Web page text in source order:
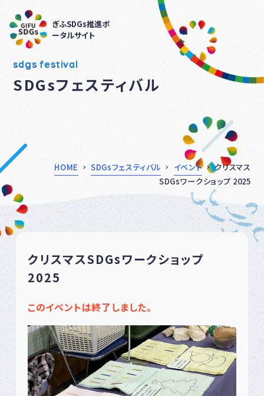
ぎふSDGs推進ポ
ータルサイト
sdgs festival
SDGsフェスティバル
HOME SDGsフェスティバル イベント
クリスマス
SDGsワークショップ 2025
クリスマスSDGsワークショップ
2025
このイベントは終了しました。